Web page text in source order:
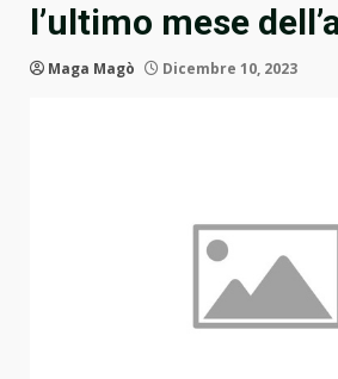
l’ultimo mese
Maga Magò Dicembre 10, 2023